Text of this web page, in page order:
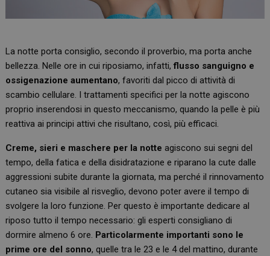
La notte porta consiglio, secondo il proverbio, ma porta anche
bellezza. Nelle ore in cui riposiamo, infatti,flusso sanguigno e
ossigenazione aumentano, favoriti dal picco di attività di
scambio cellulare. I trattamenti specifici per la notte agiscono
proprio inserendosi in questo meccanismo, quando la pelle è più
reattiva ai principi attivi che risultano, così, più efficaci.
Creme, sieri e maschere per la notte agiscono sui segni del
tempo, della fatica e della disidratazione e riparano la cute dalle
aggressioni subite durante la giornata, ma perché il rinnovamento
cutaneo sia visibile al risveglio, devono poter avere il tempo di
svolgere la loro funzione. Per questo è importante dedicare al
riposo tutto il tempo necessario: gli esperti consigliano di
dormire almeno 6 ore. Particolarmente importanti sono le
prime ore del sonno, quelle tra le 23 e le 4 del mattino, durante